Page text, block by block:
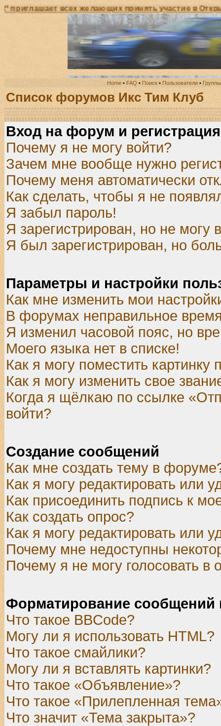
всех желающих принять участие в Открытом
Home • FAQ • Поиск • Пользователи • Группы
Список форумов Икс Тим Клуб
Вход на форум и регистрация
Почему я не могу войти?
Зачем мне вообще нужно
Почему меня автоматически
Как сделать, чтобы я не
Я забыл пароль!
Я зарегистрирован, но не могу
Я был зарегистрирован, но
Параметры и настройки
Как мне изменить мои
В форумах неправильное
Я изменил часовой пояс, но
Моего языка нет в списке!
Как я могу поместить
Как я могу изменить свое
Когда я щёлкаю по ссылке
войти?
Создание сообщений
Как мне создать тему в
Как я могу редактировать или
Как присоединить подпись к
Как создать опрос?
Как я могу редактировать или
Почему мне недоступны
Почему я не могу голосовать в
Форматирование сообщений
Что такое BBCode?
Могу ли я использовать HTML?
Что такое смайлики?
Могу ли я вставлять картинки?
Что такое «Объявление»?
Что такое «Прилепленная
Что значит «Тема закрыта»?